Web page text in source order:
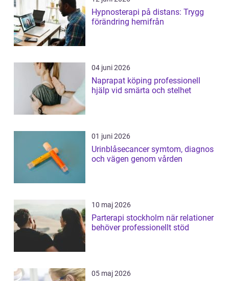
Hypnosterapi på distans: Trygg
förändring hemifrån
04 juni 2026
Naprapat köping professionell
hjälp vid smärta och stelhet
01 juni 2026
Urinblåsecancer symtom, diagnos
och vägen genom vården
10 maj 2026
Parterapi stockholm när relationer
behöver professionellt stöd
05 maj 2026